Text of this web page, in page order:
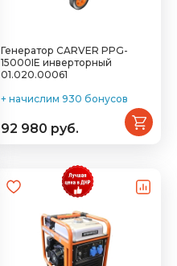
Генератор CARVER PPG-
15000IE инверторный
01.020.00061
+ начислим 930 бонусов
92 980 руб.